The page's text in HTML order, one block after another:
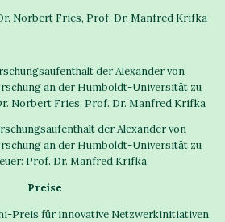
Fries, Prof. Dr. Manfred Krifka
der Alexander von
an der Humboldt-Universität zu
Norbert Fries, Prof. Dr. Manfred Krifka
der Alexander von
an der Humboldt-Universität zu
Prof. Dr. Manfred Krifka
Preise
für innovative Netzwerkinitiativen